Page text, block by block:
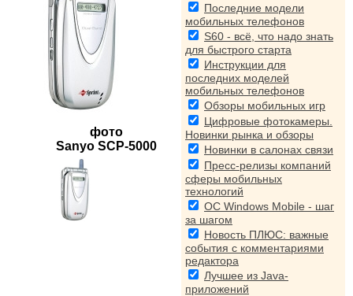
фото
Sanyo SCP-5000
Последние модели
мобильных телефонов
S60 - всё, что надо знать
для быстрого старта
Инструкции для
последних моделей
мобильных телефонов
Обзоры мобильных игр
Цифровые фотокамеры.
Новинки рынка и обзоры
Новинки в салонах связи
Пресс-релизы компаний
сферы мобильных
технологий
ОС Windows Mobile - шаг
за шагом
Новость ПЛЮС: важные
события с комментариями
редактора
Лучшее из Java-
приложений